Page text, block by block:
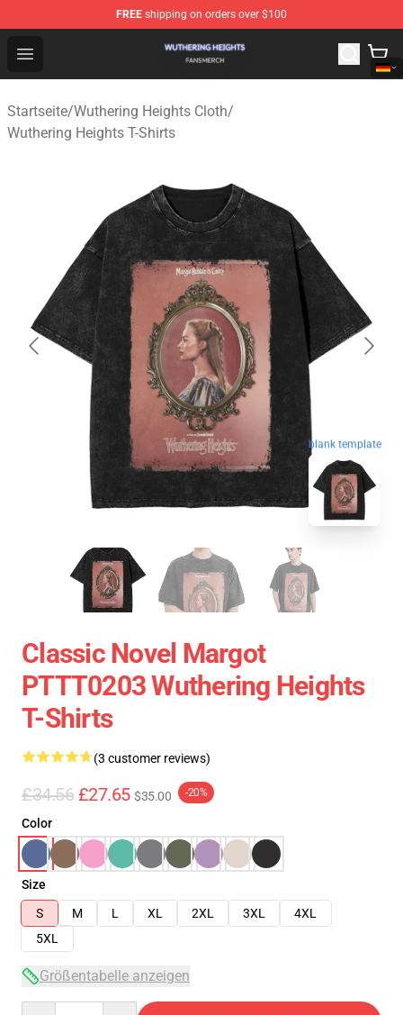
FREE shipping on orders over $100
Open menu
Wuthering Heights Shop - Official Wuthering Heights
Startseite/Wuthering Heights Cloth/
Wuthering Heights T-Shirts
blank template
Classic Novel Margot
PTTT0203 Wuthering Heights
T-Shirts
(3 customer reviews)
£34.56 £27.65 $35.00 -20%
Color
Size
S
M L XL 2XL 3XL
4XL
5XL
Größentabelle anzeigen